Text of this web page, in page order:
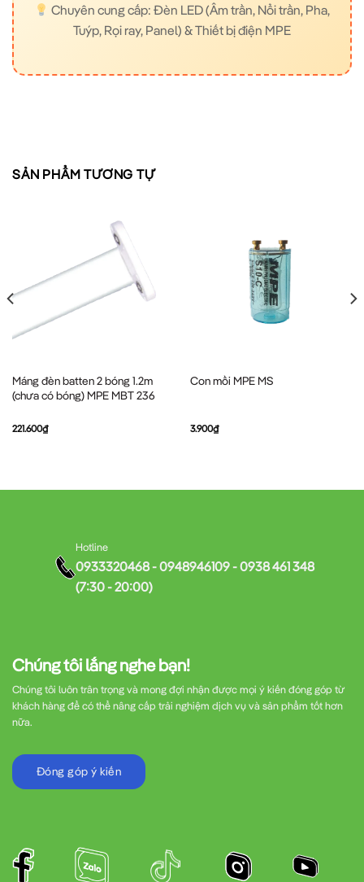
Chuyên cung cấp: Đèn LED (Âm trần, Nổi trần, Pha,
Tuýp, Rọi ray, Panel) & Thiết bị điện MPE
SẢN PHẨM TƯƠNG TỰ
Máng đèn batten 2 bóng 1.2m
(chưa có bóng) MPE MBT 236
221.600₫
Con mồi MPE MS
3.900₫
Chúng tôi lắng nghe bạn!
Chúng tôi luôn trân trọng và mong đợi nhận được mọi ý kiến đóng góp từ
khách hàng để có thể nâng cấp trải nghiệm dịch vụ và sản phẩm tốt hơn
nữa.
Đóng góp ý kiến
Hotline
0933320468 - 0948946109 - 0938 461 348
(7:30 - 20:00)